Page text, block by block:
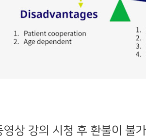
영상 강의 시청 후 환불이 불